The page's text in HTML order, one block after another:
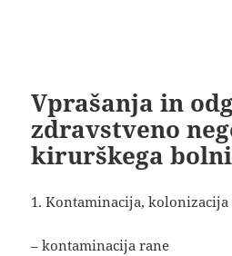
Vprašanja in
zdravstveno
kirurškega
1. Kontaminacija,
– kontaminacija rane